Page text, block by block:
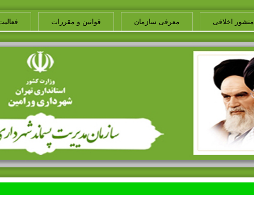
منشور اخلاقی معرفی سازمان قوانین و مقررات